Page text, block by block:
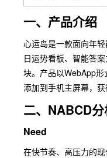
一、产品介绍
心运岛是一款面向年
日运势看板、智能答
块。产品以WebApp
添加到手机主屏幕，获
二、NABCD
Need
在快节奏、高压力的